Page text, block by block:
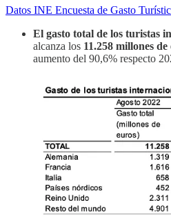
Datos INE Encuesta de Gasto
El gasto total de los turistas
alcanza los 11.258 millones de
aumento del 90,6% respecto